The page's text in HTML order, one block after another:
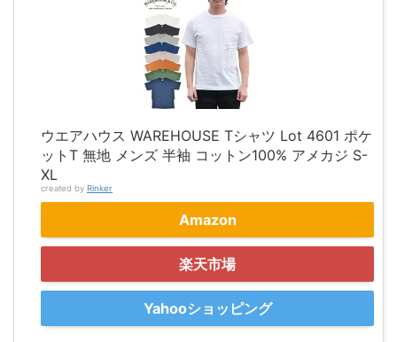
ウエアハウス WAREHOUSE Tシャツ Lot 4601 ポケ
ットT 無地 メンズ 半袖 コットン100% アメカジ S-
XL
created by Rinker
Amazon
楽天市場
Yahooショッピング